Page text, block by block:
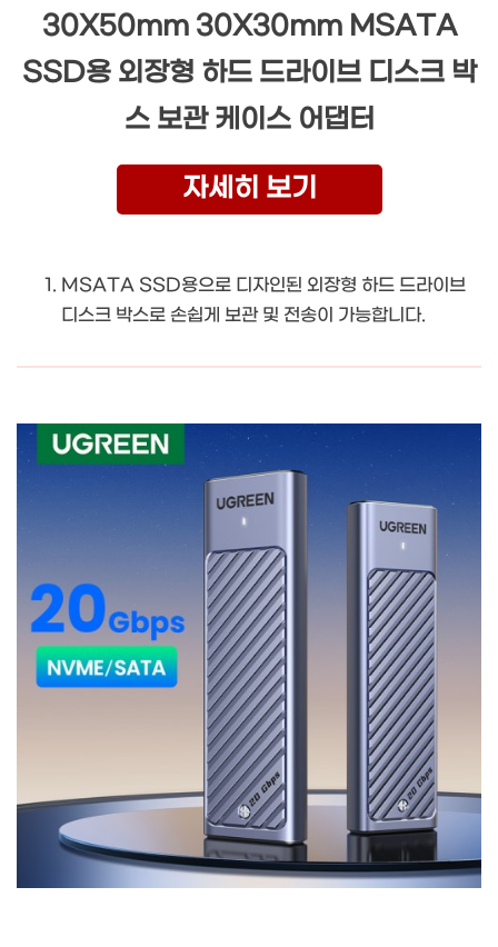
30X50mm 30X30mm MSATA
SSD용 외장형 하드 드라이브 디스크 박
스 보관 케이스 어댑터
자세히 보기
MSATA SSD용으로 디자인된 외장형 하드 드라이브
디스크 박스로 손쉽게 보관 및 전송이 가능합니다.